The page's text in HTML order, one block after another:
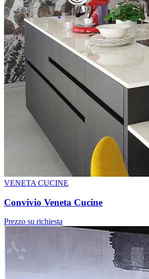
VENETA CUCINE
Convivio Veneta Cucine
Prezzo su richiesta